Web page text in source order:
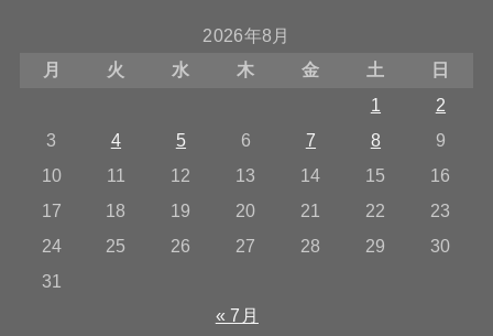
2026年8月
月
火 水 木 金 土
日
1
2
3
4 5 6 7 8
9
10
11 12 13 14 15
16
17
18 19 20 21 22
23
24
25 26 27 28 29
30
31
« 7月